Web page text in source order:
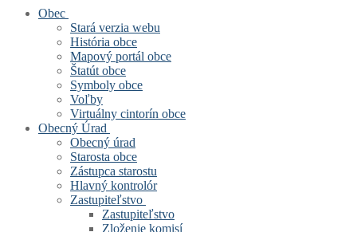
Obec
Stará verzia webu
História obce
Mapový portál obce
Štatút obce
Symboly obce
Voľby
Virtuálny cintorín obce
Obecný Úrad
Obecný úrad
Starosta obce
Zástupca starostu
Hlavný kontrolór
Zastupiteľstvo
Zastupiteľstvo
Zloženie komisí